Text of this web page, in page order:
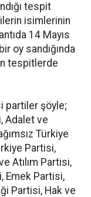
tespit
isimlerinin
14 Mayıs
oy sandığında
tespitlerde
partiler şöyle;
Adalet ve
Türkiye
Partisi,
Atılım Partisi,
Emek Partisi,
Partisi, Hak ve